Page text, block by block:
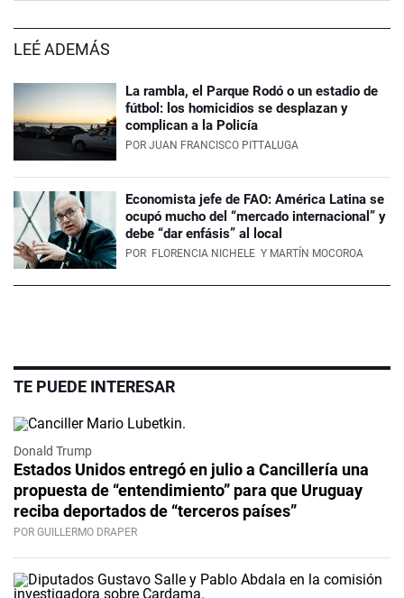
LEÉ ADEMÁS
La rambla, el Parque Rodó o un estadio de
fútbol: los homicidios se desplazan y
complican a la Policía
POR JUAN FRANCISCO PITTALUGA
Economista jefe de FAO: América Latina se
ocupó mucho del “mercado internacional” y
debe “dar enfásis” al local
POR FLORENCIA NICHELE Y MARTÍN MOCOROA
TE PUEDE INTERESAR
Donald Trump
Estados Unidos entregó en julio a Cancillería una
propuesta de “entendimiento” para que Uruguay
reciba deportados de “terceros países”
POR GUILLERMO DRAPER